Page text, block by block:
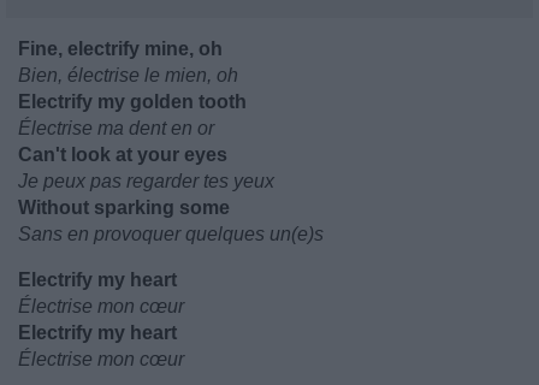
Fine, electrify mine, oh
Bien, électrise le mien, oh
Electrify my golden tooth
Électrise ma dent en or
Can't look at your eyes
Je peux pas regarder tes yeux
Without sparking some
Sans en provoquer quelques un(e)s
Electrify my heart
Électrise mon cœur
Electrify my heart
Électrise mon cœur